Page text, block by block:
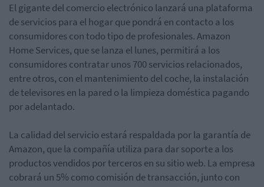
El gigante del comercio electrónico lanzará una plataforma
de servicios para el hogar que pondrá en contacto a los
consumidores con todo tipo de profesionales. Amazon
Home Services, que se lanza el lunes, permitirá a los
consumidores contratar unos 700 servicios relacionados,
entre otros, con el mantenimiento del coche, la instalación
de televisores en la pared o la limpieza doméstica pagando
por adelantado.
La calidad del servicio estará respaldada por la garantía de
Amazon, que la compañía utiliza para dar soporte a los
productos vendidos por terceros en su sitio web. La empresa
cobrará un 5% como comisión de transacción, junto con